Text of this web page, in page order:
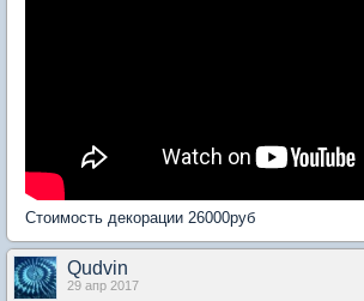
Стоимость декорации 26000руб
Qudvin
29 апр 2017